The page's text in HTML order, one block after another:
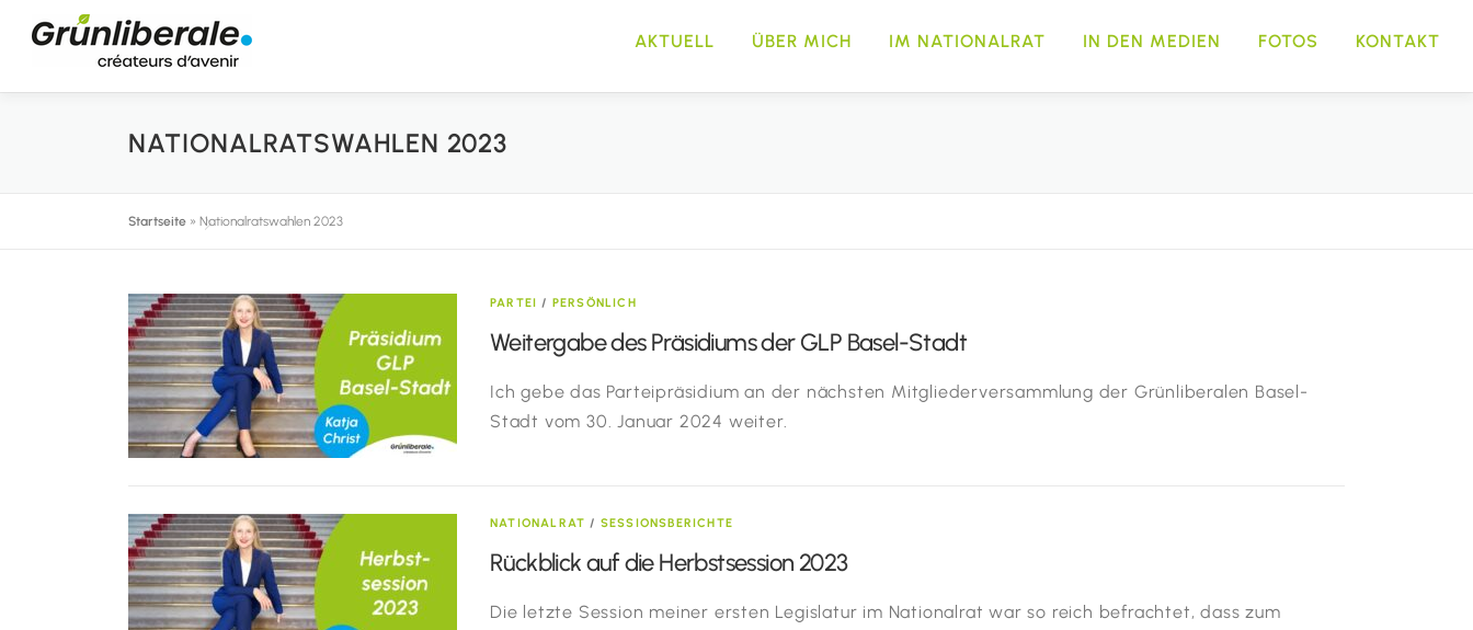
Inhalt
AKTUELL ÜBER MICH IM NATIONALRAT IN DEN MEDIEN FOTOS KONTAKT
NATIONALRATSWAHLEN 2023
Startseite » Nationalratswahlen 2023
PARTEI / PERSÖNLICH
Weitergabe des Präsidiums der GLP Basel-Stadt
Ich gebe das Parteipräsidium an der nächsten Mitgliederversammlung der Grünliberalen Basel-
Stadt vom 30. Januar 2024 weiter.
NATIONALRAT / SESSIONSBERICHTE
Rückblick auf die Herbstsession 2023
Die letzte Session meiner ersten Legislatur im Nationalrat war so reich befrachtet, dass zum